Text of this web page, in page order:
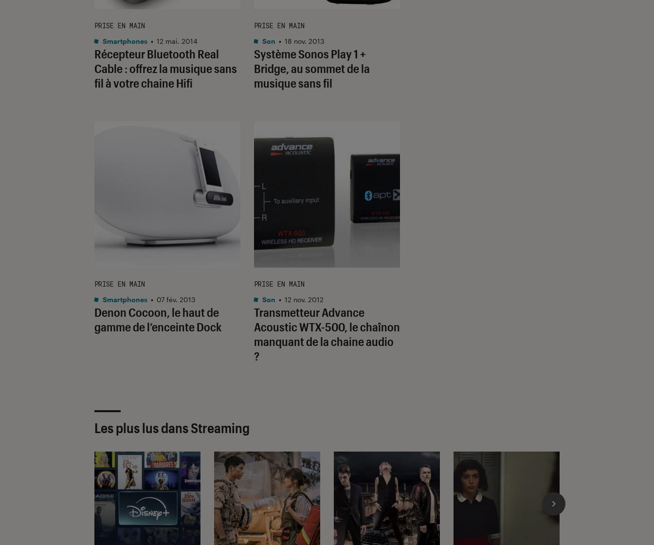
Récepteur Bluetooth Real
Cable : offrez la musique sans
fil à votre chaine Hifi
PRISE EN MAIN
Smartphones • 12 mai. 2014
Système Sonos Play 1 +
Bridge, au sommet de la
musique sans fil
PRISE EN MAIN
Son • 18 nov. 2013
Denon Cocoon, le haut de
gamme de l’enceinte Dock
PRISE EN MAIN
Smartphones • 07 fév. 2013
Transmetteur Advance
Acoustic WTX-500, le chaînon
manquant de la chaine audio
?
PRISE EN MAIN
Son • 12 nov. 2012
Les plus lus dans Streaming